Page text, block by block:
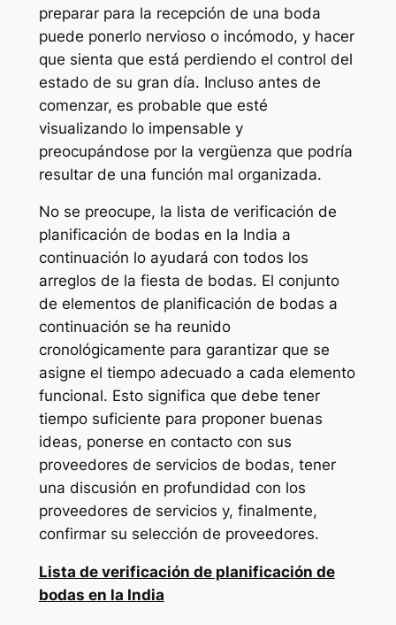
preparar para la recepción de una boda
puede ponerlo nervioso o incómodo, y hacer
que sienta que está perdiendo el control del
estado de su gran día. Incluso antes de
comenzar, es probable que esté
visualizando lo impensable y
preocupándose por la vergüenza que podría
resultar de una función mal organizada.
No se preocupe, la lista de verificación de
planificación de bodas en la India a
continuación lo ayudará con todos los
arreglos de la fiesta de bodas. El conjunto
de elementos de planificación de bodas a
continuación se ha reunido
cronológicamente para garantizar que se
asigne el tiempo adecuado a cada elemento
funcional. Esto significa que debe tener
tiempo suficiente para proponer buenas
ideas, ponerse en contacto con sus
proveedores de servicios de bodas, tener
una discusión en profundidad con los
proveedores de servicios y, finalmente,
confirmar su selección de proveedores.
Lista de verificación de planificación de
bodas en la India